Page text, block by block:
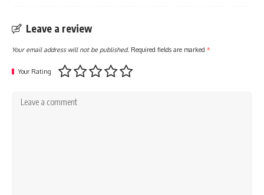
Leave a review
Your email address will not be published. Required fields are marked *
Your Rating